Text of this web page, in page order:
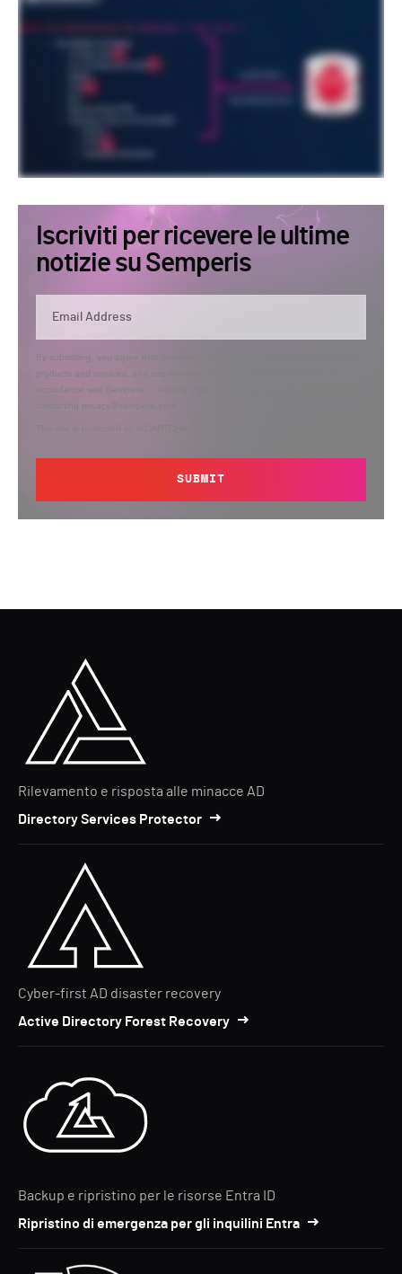
Iscriviti per ricevere le ultime
notizie su Semperis
By submitting, you agree that Semperis may send you information regarding its
products and services, and use and process your personal information in
accordance with Semperis’
contacting privacy@semperis.com.
This site is protected by reCAPTCHA.
SUBMIT
Rilevamento e risposta alle minacce AD
Directory Services Protector
Cyber-first AD disaster recovery
Active Directory Forest Recovery
Backup e ripristino per le risorse Entra ID
Ripristino di emergenza per gli inquilini Entra